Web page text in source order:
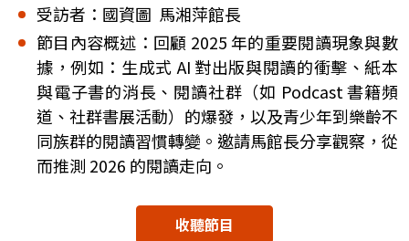
受訪者：國資圖 馬湘萍館長
節目內容概述：回顧 2025 年的重要閱讀現象與數
據，例如：生成式 AI 對出版與閱讀的衝擊、紙本
與電子書的消長、閱讀社群（如 Podcast 書籍頻
道、社群書展活動）的爆發，以及青少年到樂齡不
同族群的閱讀習慣轉變。邀請馬館長分享觀察，從
而推測 2026 的閱讀走向。
收聽節目